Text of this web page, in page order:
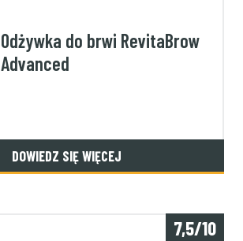
Odżywka do brwi RevitaBrow
Advanced
DOWIEDZ SIĘ WIĘCEJ
7,5/10